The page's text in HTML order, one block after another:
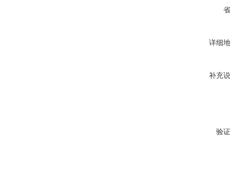
详细
补充
验